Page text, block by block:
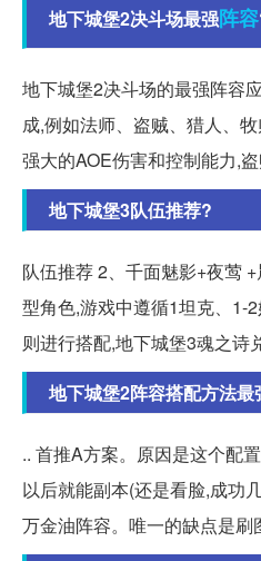
地下城堡2决斗场最强阵容
地下城堡2决斗场的最强阵容
成,例如法师、盗贼、猎人、
强大的AOE伤害和控制能力,
地下城堡3队伍推荐?
队伍推荐 2、千面魅影+夜莺
型角色,游戏中遵循1坦克、1-
则进行搭配,地下城堡3魂之诗
地下城堡2阵容搭配方法
.. 首推A方案。原因是这个配
以后就能副本(还是看脸,成功
万金油阵容。唯一的缺点是刷